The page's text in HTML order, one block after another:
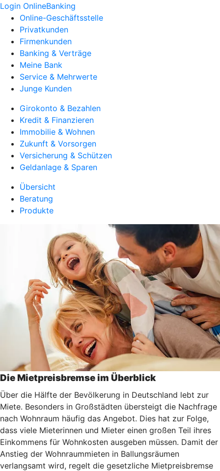
Login OnlineBanking
Online-Geschäftsstelle
Privatkunden
Firmenkunden
Banking & Verträge
Meine Bank
Service & Mehrwerte
Junge Kunden
Girokonto & Bezahlen
Kredit & Finanzieren
Immobilie & Wohnen
Zukunft & Vorsorgen
Versicherung & Schützen
Geldanlage & Sparen
Übersicht
Beratung
Produkte
Die Mietpreisbremse im Überblick
Über die Hälfte der Bevölkerung in Deutschland lebt zur
Miete. Besonders in Großstädten übersteigt die Nachfrage
nach Wohnraum häufig das Angebot. Dies hat zur Folge,
dass viele Mieterinnen und Mieter einen großen Teil ihres
Einkommens für Wohnkosten ausgeben müssen. Damit der
Anstieg der Wohnraummieten in Ballungsräumen
verlangsamt wird, regelt die gesetzliche Mietpreisbremse